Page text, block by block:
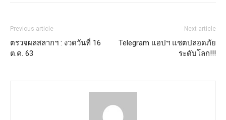
Previous article
ตรวจผลสลากฯ : งวดวันที่ 16
ต.ค. 63
Next article
Telegram แอปฯ แชตปลอดภัย
ระดับโลก!!!